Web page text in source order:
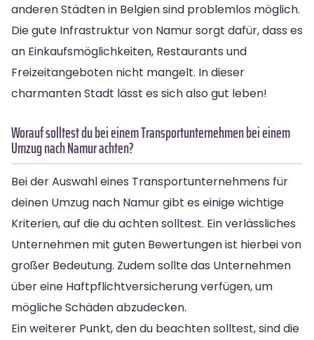
anderen Städten in Belgien sind problemlos möglich.
Die gute Infrastruktur von Namur sorgt dafür, dass es
an Einkaufsmöglichkeiten, Restaurants und
Freizeitangeboten nicht mangelt. In dieser
charmanten Stadt lässt es sich also gut leben!
Worauf solltest du bei einem Transportunternehmen bei einem
Umzug nach Namur achten?
Bei der Auswahl eines Transportunternehmens für
deinen Umzug nach Namur gibt es einige wichtige
Kriterien, auf die du achten solltest. Ein verlässliches
Unternehmen mit guten Bewertungen ist hierbei von
großer Bedeutung. Zudem sollte das Unternehmen
über eine Haftpflichtversicherung verfügen, um
mögliche Schäden abzudecken.
Ein weiterer Punkt, den du beachten solltest, sind die